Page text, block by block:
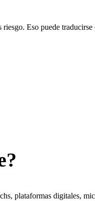
Eso puede
plataformas digitales,